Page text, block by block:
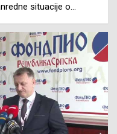
situacije o…